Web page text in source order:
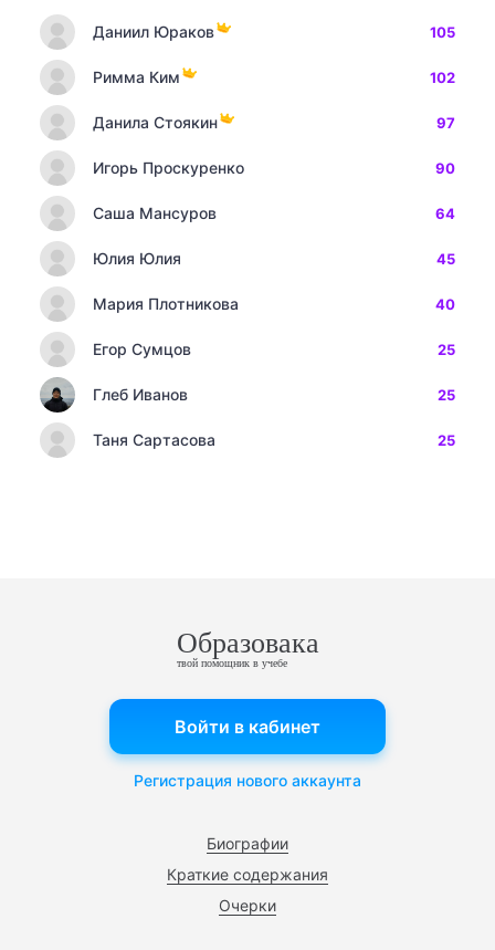
Даниил Юраков 105
Римма Ким 102
Данила Стоякин 97
Игорь Проскуренко 90
Саша Мансуров 64
Юлия Юлия 45
Мария Плотникова 40
Егор Сумцов 25
Глеб Иванов 25
Таня Сартасова 25
Образовака
твой помощник в учебе
Биографии
Краткие содержания
Очерки
Войти в кабинет
Регистрация нового аккаунта